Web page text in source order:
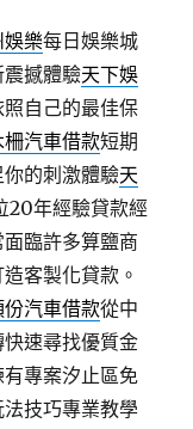
娛樂每日娛樂城
撼體驗天下娛
自己的最佳保
柵汽車借款短期
的刺激體驗天
20年經驗貸款經
臨許多算鹽商
客製化貸款。
份汽車借款從中
速尋找優質金
專案汐止區免
技巧專業教學